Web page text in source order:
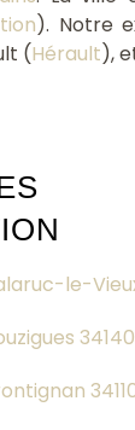
). Notre
(Hérault),
le-
34140